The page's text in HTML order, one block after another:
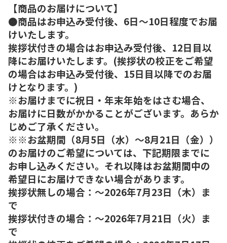
【商品のお届けについて】
●商品はお申込み受付後、6日～10日程度でお届
けいたします。
挨拶状付きの場合はお申込み受付後、12日目以
降にお届けいたします。(挨拶状の校正をご希望
の場合はお申込み受付後、15日目以降でのお届
けとなります。)
※お届けまでに祝日・年末年始をはさむ場合、
お届けに日数がかかることがございます。あらか
じめご了承ください。
※※お盆期間（8月5日（水）～8月21日（金））
のお届けのご希望については、下記期限までに
お申し込みください。それ以降はお盆期間中の
希望日にお届けできない場合があります。
挨拶状無しの場合：～2026年7月23日（木）ま
で
挨拶状付きの場合：～2026年7月21日（火）ま
で